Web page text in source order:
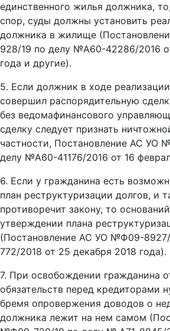
единственного жилья должника,
спор, суды должны установить
должника в жилище
928/19 по делу №А60-42286/2016
года и другие).
5. Если должник в ходе
совершил распорядительную
без ведомафинансового
сделку следует признать
частности, Постановление АС УО
делу №А60-41176/2016 от 16
6. Если у гражданина есть
план реструктуризации долгов, и
противоречит закону, то
утверждении плана
(Постановление АС УО №Ф09-
772/2018 от 25 декабря 2018 года).
7. При освобождении гражданина
обязательств перед кредиторами
бремя опровержения доводов о
должника лежит на нем самом